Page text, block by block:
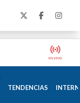
TENDENCIAS